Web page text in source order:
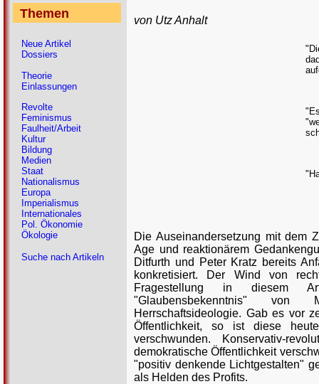
von Utz Anhalt
Die Auseinandersetzung mit dem
Age und reaktionärem
Ditfurth und Peter Kratz bereits
konkretisiert. Der Wind von
Fragestellung in diesem
"Glaubensbekenntnis" von
Herrschaftsideologie. Gab es vor
Öffentlichkeit, so ist diese
verschwunden. Konservativ-
demokratische Öffentlichkeit
"positiv denkende Lichtgestalten"
als Helden des Profits.
Themen
Neue Artikel
Dossiers
Theorie
Einlassungen
Revolte
Feminismus
Faulheit/Arbeit
Kultur
Bildung
Medien
Staat
Nationalismus
Europa
Imperialismus
Internationales
Pol. Ökonomie
Ökologie
Suche nach Artikeln